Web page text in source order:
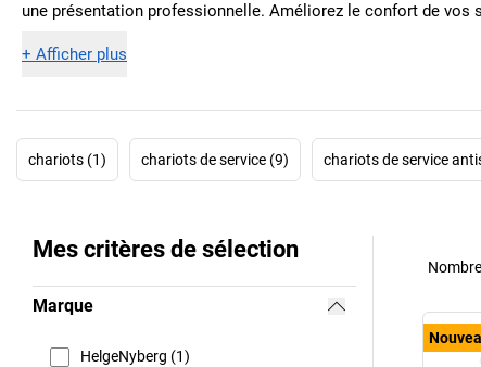
une présentation professionnelle. Améliorez le confort de vos
+ Afficher plus
chariots (1) chariots de service (9) chariots de service
Mes critères de sélection
Marque
HelgeNyberg (1)